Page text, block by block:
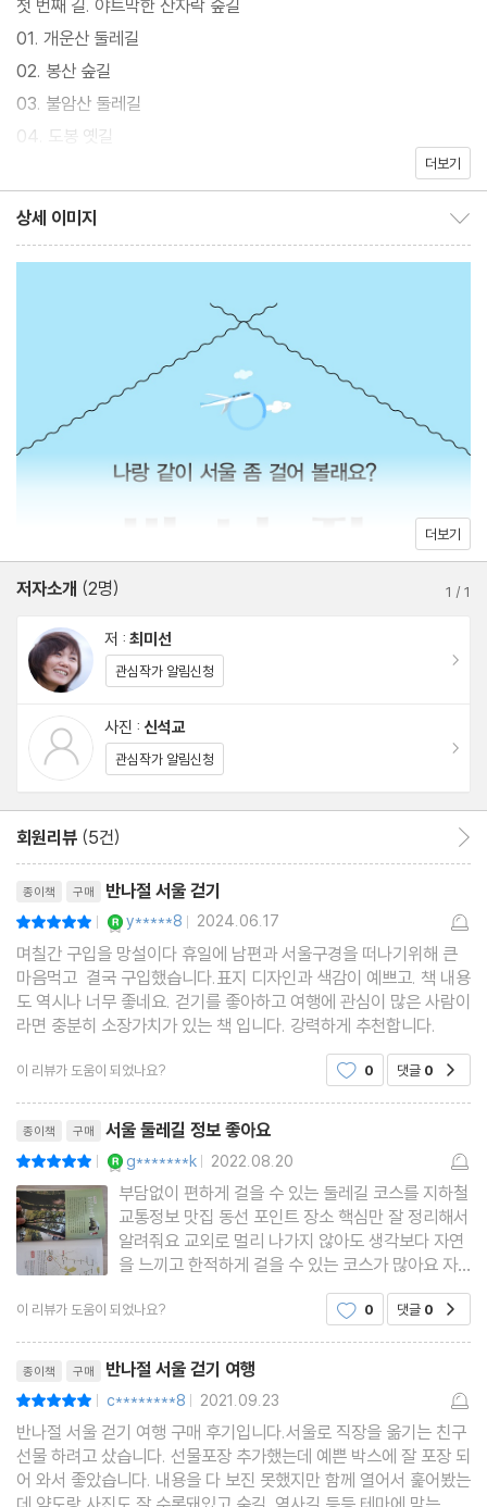
시 아기자기한 볼거리가 많고 가로수가 울창해 차분히 걷기에 참 좋
다. 마음이 동하면 망설이지 말고 훌쩍 떠나 보자.
첫 번째 길. 야트막한 산자락 숲길
01. 개운산 둘레길
02. 봉산 숲길
03. 불암산 둘레길
04. 도봉 옛길
07. 무악동길
08. 안산 자락길
두 번째 길. 도시와 숲을 잇는 공원 & 숲길
11. 북서울 꿈의숲길
12. 서리풀공원길
15. 석촌호수-몽촌토성길
16. 서울대공원 삼림욕장길
17. 남산공원 둘레길
18. 서울숲-뚝섬 강변길
19. 항동 철길
20. 경의선 숲길
21. 경춘선 숲길
22. 절두산 성지-월드컵공원길
23. 성북천-동묘벼룩시장길
24. 광나루-구리 코스모스길
25. 배봉산-중랑천 둑길
26. 청계천길
27. 선유도-한강시민공원길
29. 여의도생태순환길
네 번째 길. 재미있는 골목길
31. 서촌-수성동 계곡길
32. 북촌 8경길
33. 이화마을 예술골목길
34. 이태원 경리단길
35. 이태원 중앙성원길
36. 홍제동 개미마을-인왕산 길
37. 성북동길
38. 삼선동 장수마을길
39. 와우산-홍대골목길
더보기
상세 이미지
더보기
저자소개 (2명) 1 /1
저 : 최미선
관심작가 알림신청
사진 : 신석교
관심작가 알림신청
회원리뷰 (5건)
종이책 구매 반나절 서울 걷기
| y*****8 | 2024.06.17
며칠간 구입을 망설이다 휴일에 남편과 서울구경을 떠나기위해 큰
마음먹고 결국 구입했습니다.표지 디자인과 색감이 예쁘고. 책 내용
도 역시나 너무 좋네요. 걷기를 좋아하고 여행에 관심이 많은 사람이
라면 충분히 소장가치가 있는 책 입니다. 강력하게 추천합니다.
이 리뷰가 도움이 되었나요? 0 댓글 0
종이책 구매 서울 둘레길 정보 좋아요
| g*******k | 2022.08.20
부담없이 편하게 걸을 수 있는 둘레길 코스를 지하철
교통정보 맛집 동선 포인트 장소 핵심만 잘 정리해서
알려줘요 교외로 멀리 나가지 않아도 생각보다 자연
을 느끼고 한적하게 걸을 수 있는 코스가 많아요 자
료사진이 많아 분위기를 예상하고 장소를 정할 수 있
어요 등산처럼 체력을 많이 소모하거나 부담스럽지
않은 코스를 안내해줍니다 책크기가 핸드백에 쏙 들
어가는 크기라 휴대
이 리뷰가 도움이 되었나요? 0 댓글 0
종이책 구매 반나절 서울 걷기 여행
| c********8 | 2021.09.23
반나절 서울 걷기 여행 구매 후기입니다.서울로 직장을 옮기는 친구
선물 하려고 샀습니다. 선물포장 추가했는데 예쁜 박스에 잘 포장 되
어 와서 좋았습니다. 내용을 다 보진 못했지만 함께 열어서 훑어봤는